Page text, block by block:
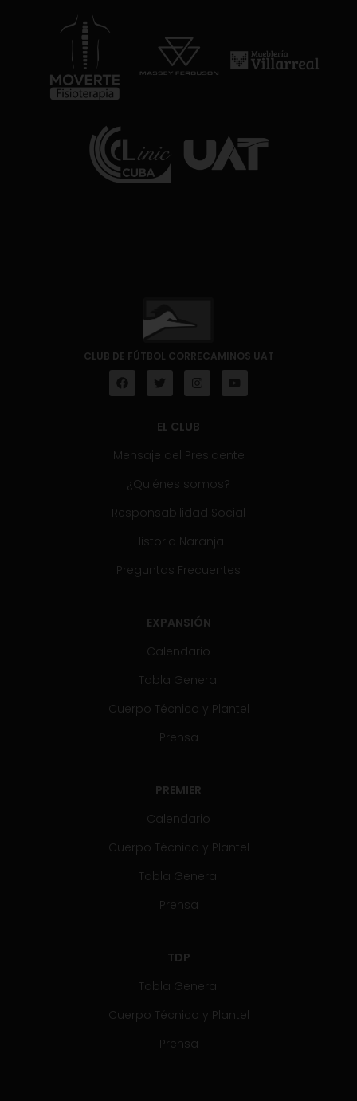
CLUB DE FÚTBOL CORRECAMINOS UAT
EL CLUB
Mensaje del Presidente
¿Quiénes somos?
Responsabilidad Social
Historia Naranja
Preguntas Frecuentes
EXPANSIÓN
Calendario
Tabla General
Cuerpo Técnico y Plantel
Prensa
PREMIER
Calendario
Cuerpo Técnico y Plantel
Tabla General
Prensa
TDP
Tabla General
Cuerpo Técnico y Plantel
Prensa